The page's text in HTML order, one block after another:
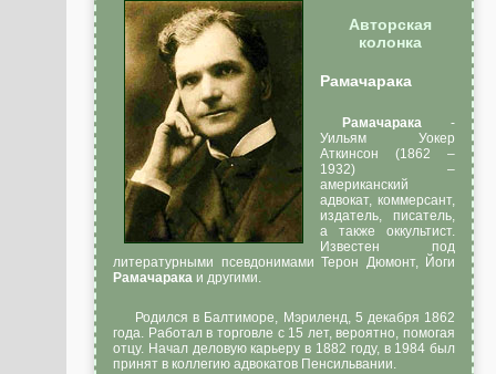
Авторская
колонка
Рамачарака
Рамачарака -
Уильям Уокер
Аткинсон (1862 –
1932) –
американский
адвокат, коммерсант,
издатель, писатель,
а также оккультист.
Известен под
литературными псевдонимами Терон Дюмонт, Йоги
Рамачарака и другими.
Родился в Балтиморе, Мэриленд, 5 декабря 1862
года. Работал в торговле с 15 лет, вероятно, помогая
отцу. Начал деловую карьеру в 1882 году, в 1984 был
принят в коллегию адвокатов Пенсильвании.